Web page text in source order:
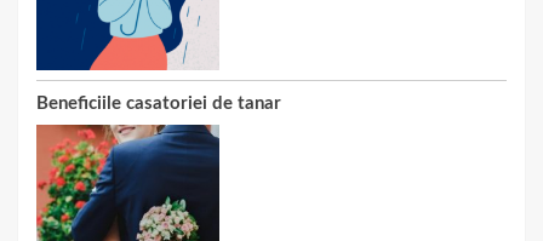
Beneficiile casatoriei de tanar